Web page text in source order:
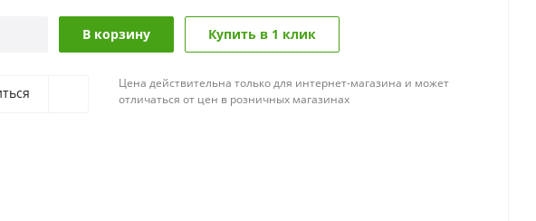
В корзину Купить в 1 клик
Цена действительна только для интернет-магазина и может
отличаться от цен в розничных магазинах